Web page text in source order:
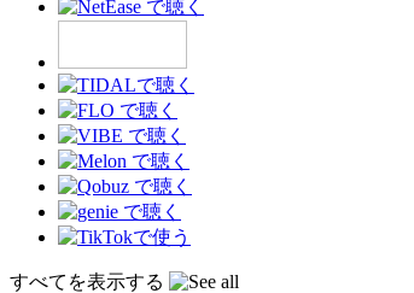
すべてを表示する